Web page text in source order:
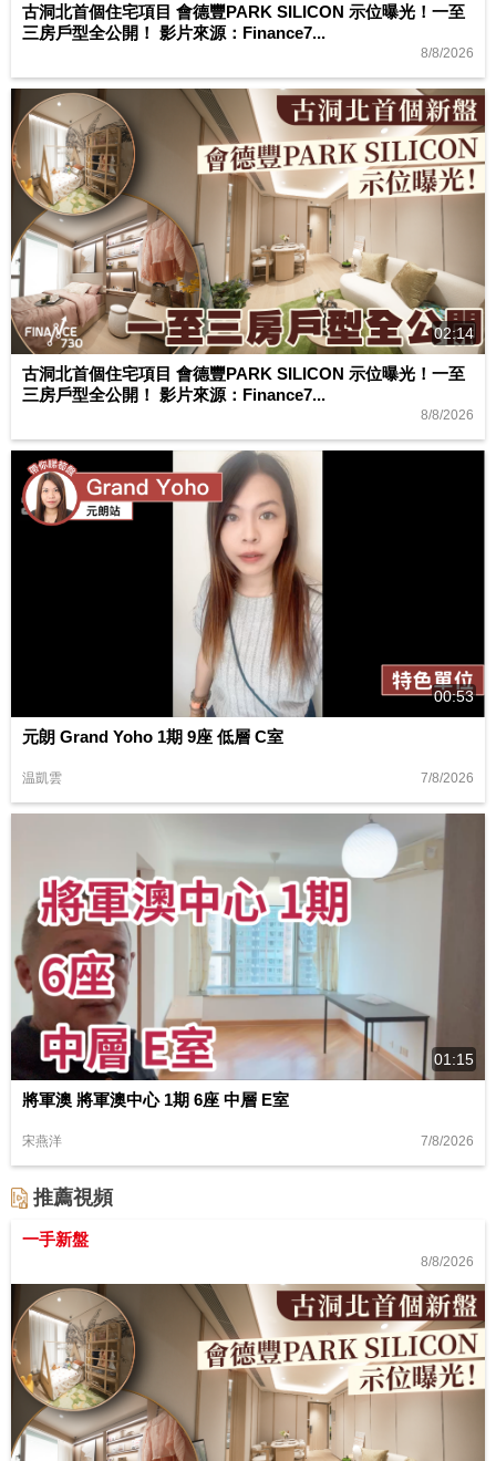
古洞北首個住宅項目 會德豐PARK SILICON 示位曝光！一至
三房戶型全公開！ 影片來源：Finance7...
8/8/2026
02:14
古洞北首個住宅項目 會德豐PARK SILICON 示位曝光！一至
三房戶型全公開！ 影片來源：Finance7...
8/8/2026
00:53
元朗 Grand Yoho 1期 9座 低層 C室
温凱雲 7/8/2026
01:15
將軍澳 將軍澳中心 1期 6座 中層 E室
宋燕洋 7/8/2026
推薦視頻
一手新盤
8/8/2026